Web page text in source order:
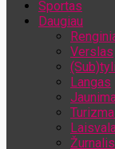
Sportas
Daugiau
Verslas
Langas